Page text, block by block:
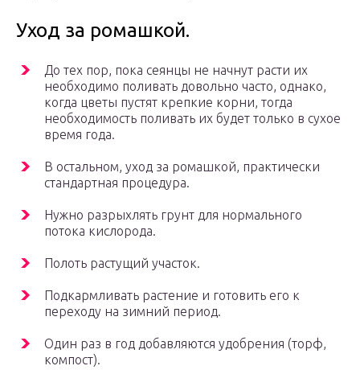
Уход за ромашкой.
До тех пор, пока сеянцы не начнут расти их
необходимо поливать довольно часто, однако,
когда цветы пустят крепкие корни, тогда
необходимость поливать их будет только в сухое
время года.
В остальном, уход за ромашкой, практически
стандартная процедура.
Нужно разрыхлять грунт для нормального
потока кислорода.
Полоть растущий участок.
Подкармливать растение и готовить его к
переходу на зимний период.
Один раз в год добавляются удобрения (торф,
компост).